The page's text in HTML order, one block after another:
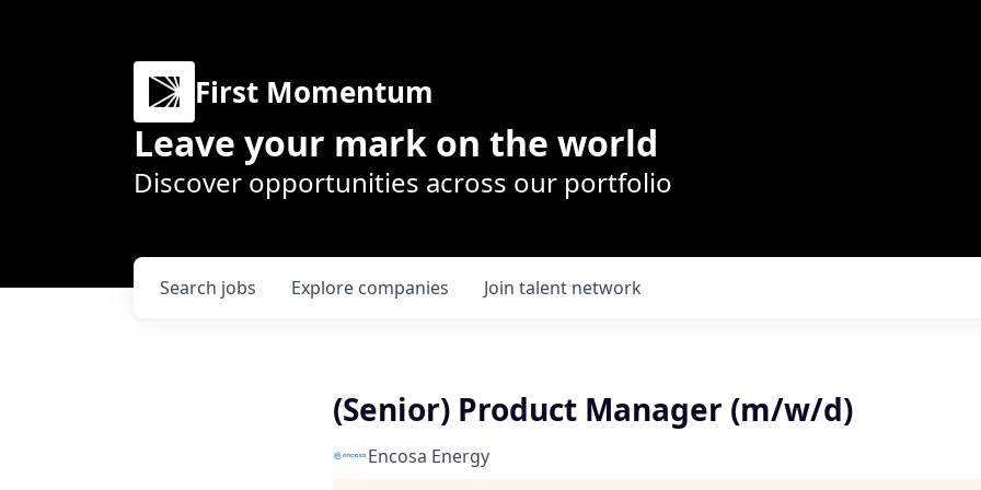
First Momentum
Leave your mark on the world
Discover opportunities across our portfolio
Search jobs Explore companies Join talent network
(Senior) Product Manager (m/w/d)
Encosa Energy